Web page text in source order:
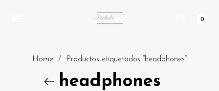
0
Home / Productos etiquetados “headphones”
headphones